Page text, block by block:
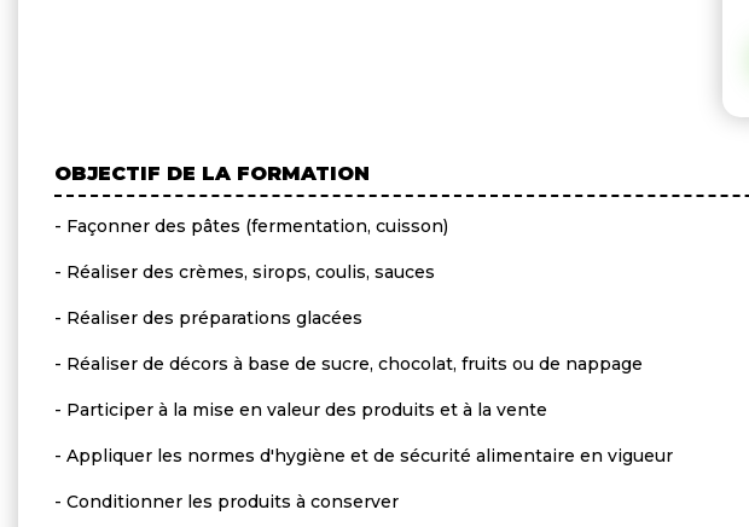
OBJECTIF DE LA FORMATION
- Façonner des pâtes (fermentation, cuisson)
- Réaliser des crèmes, sirops, coulis, sauces
- Réaliser des préparations glacées
- Réaliser de décors à base de sucre, chocolat, fruits ou de nappage
- Participer à la mise en valeur des produits et à la vente
- Appliquer les normes d'hygiène et de sécurité alimentaire en vigueur
- Conditionner les produits à conserver